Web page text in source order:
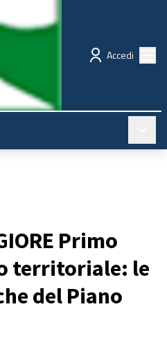
Accedi
Primo
territoriale: le
del Piano